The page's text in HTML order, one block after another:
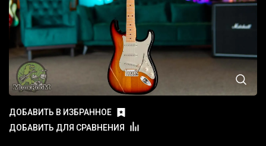
ДОБАВИТЬ В ИЗБРАННОЕ
ДОБАВИТЬ ДЛЯ СРАВНЕНИЯ